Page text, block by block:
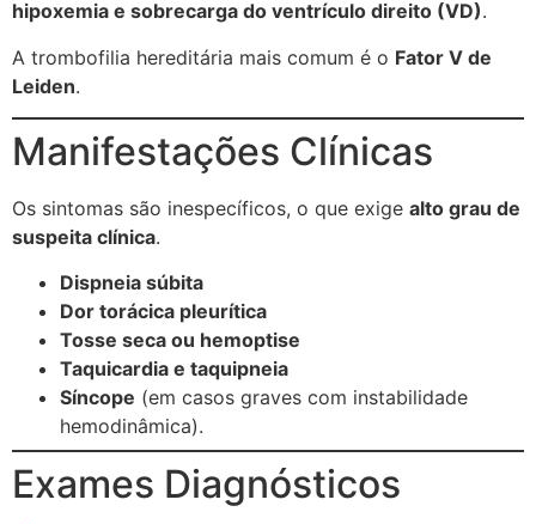
hipoxemia e sobrecarga do ventrículo direito (VD).
A trombofilia hereditária mais comum é o Fator V de
Leiden.
Manifestações Clínicas
Os sintomas são inespecíficos, o que exige alto grau de
suspeita clínica.
Dispneia súbita
Dor torácica pleurítica
Tosse seca ou hemoptise
Taquicardia e taquipneia
Síncope (em casos graves com instabilidade
hemodinâmica).
Exames Diagnósticos